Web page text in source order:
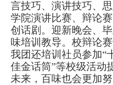
言技巧、演讲技巧、
学院演讲比赛、辩论
创话剧。迎新晚会、
味培训教导。校辩论
我团还培训社员参加“
佳金话筒”等校级活动
未来，百味也会更加努